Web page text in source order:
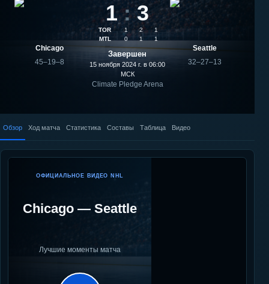
Chicago
45–19–8
1 : 3
TOR 1 2
1
MTL
0 1 1
Завершен
15 ноября 2024 г. в 06:00
МСК
Climate Pledge Arena
Seattle
32–27–13
Обзор Ход матча Статистика Составы Таблица Видео
ОФИЦИАЛЬНОЕ ВИДЕО NHL
Chicago — Seattle
Лучшие моменты матча